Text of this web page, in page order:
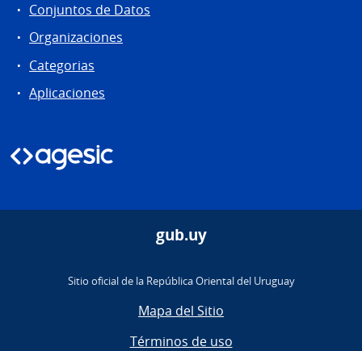
Conjuntos de Datos
Organizaciones
Categorias
Aplicaciones
gub.uy
Sitio oficial de la República Oriental del Uruguay
Mapa del Sitio
Términos de uso